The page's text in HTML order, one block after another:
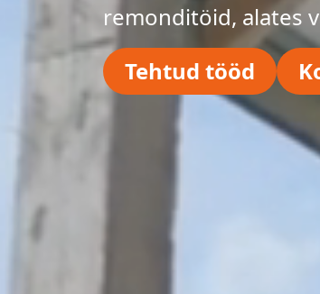
remonditöid, alates
Tehtud tööd